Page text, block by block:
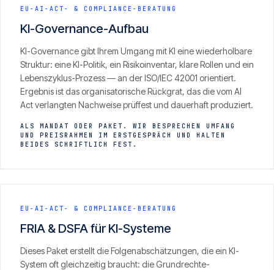
EU-AI-ACT- & COMPLIANCE-BERATUNG
KI-Governance-Aufbau
KI-Governance gibt Ihrem Umgang mit KI eine wiederholbare
Struktur: eine KI-Politik, ein Risikoinventar, klare Rollen und ein
Lebenszyklus-Prozess — an der ISO/IEC 42001 orientiert.
Ergebnis ist das organisatorische Rückgrat, das die vom AI
Act verlangten Nachweise prüffest und dauerhaft produziert.
ALS MANDAT ODER PAKET. WIR BESPRECHEN UMFANG
UND PREISRAHMEN IM ERSTGESPRÄCH UND HALTEN
BEIDES SCHRIFTLICH FEST.
EU-AI-ACT- & COMPLIANCE-BERATUNG
FRIA & DSFA für KI-Systeme
Dieses Paket erstellt die Folgenabschätzungen, die ein KI-
System oft gleichzeitig braucht: die Grundrechte-